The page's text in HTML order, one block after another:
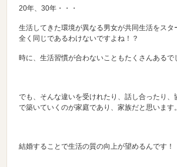
20年、30年・・・
生活してきた環境が異なる男女が共同生活をスタ
全く同じであるわけないですよね！？
時に、生活習慣が合わないこともたくさんあるで
でも、そんな違いを受けれたり、話し合ったり、
で築いていくのが家庭であり、家族だと思います。
結婚することで生活の質の向上が望めるんです！